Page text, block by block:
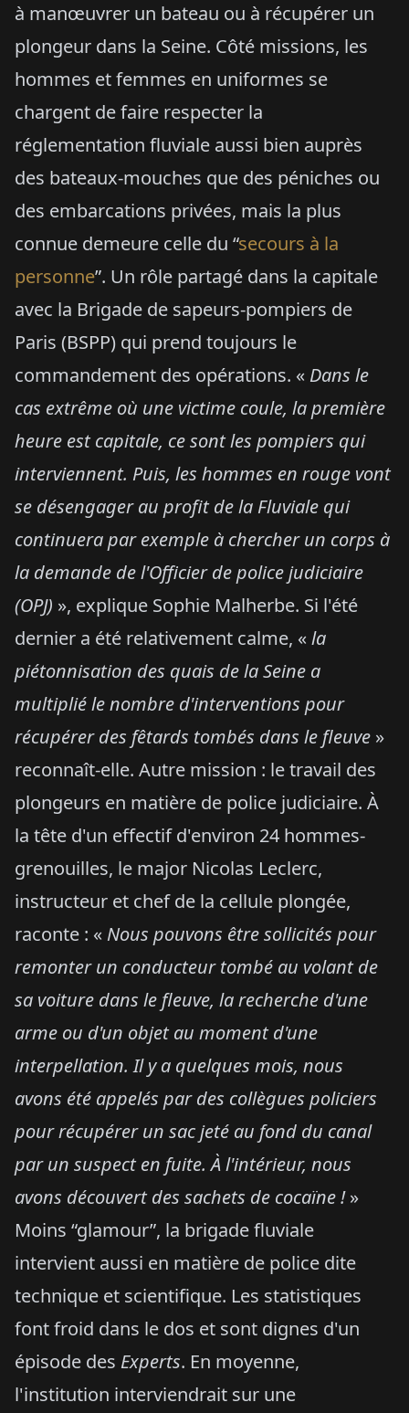
à manœuvrer un bateau ou à récupérer un
plongeur dans la Seine. Côté missions, les
hommes et femmes en uniformes se
chargent de faire respecter la
réglementation fluviale aussi bien auprès
des bateaux-mouches que des péniches ou
des embarcations privées, mais la plus
connue demeure celle du “secours à la
personne”. Un rôle partagé dans la capitale
avec la Brigade de sapeurs-pompiers de
Paris (BSPP) qui prend toujours le
commandement des opérations. « Dans le
cas extrême où une victime coule, la première
heure est capitale, ce sont les pompiers qui
interviennent. Puis, les hommes en rouge vont
se désengager au profit de la Fluviale qui
continuera par exemple à chercher un corps à
la demande de l'Officier de police judiciaire
(OPJ) », explique Sophie Malherbe. Si l'été
dernier a été relativement calme, «la
piétonnisation des quais de la Seine a
multiplié le nombre d'interventions pour
récupérer des fêtards tombés dans le fleuve »
reconnaît-elle. Autre mission : le travail des
plongeurs en matière de police judiciaire. À
la tête d'un effectif d'environ 24 hommes-
grenouilles, le major Nicolas Leclerc,
instructeur et chef de la cellule plongée,
raconte : « Nous pouvons être sollicités pour
remonter un conducteur tombé au volant de
sa voiture dans le fleuve, la recherche d'une
arme ou d'un objet au moment d'une
interpellation. Il y a quelques mois, nous
avons été appelés par des collègues policiers
pour récupérer un sac jeté au fond du canal
par un suspect en fuite. À l'intérieur, nous
avons découvert des sachets de cocaïne !»
Moins “glamour”, la brigade fluviale
intervient aussi en matière de police dite
technique et scientifique. Les statistiques
font froid dans le dos et sont dignes d'un
épisode des Experts. En moyenne,
l'institution interviendrait sur une